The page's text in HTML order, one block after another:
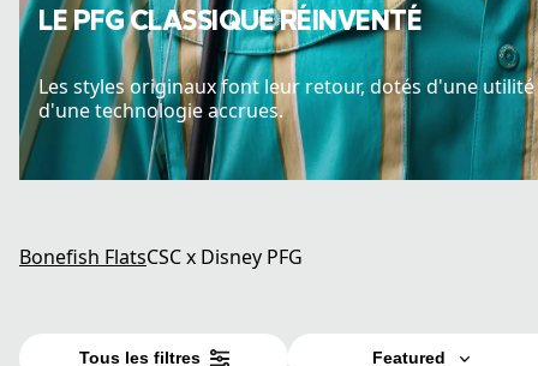
LE PFG CLASSIQUE RÉINVENTÉ
Les styles originaux font leur retour, dotés d'une
d'une technologie accrues.
Bonefish FlatsCSC x Disney PFG
Tous les filtres Featured